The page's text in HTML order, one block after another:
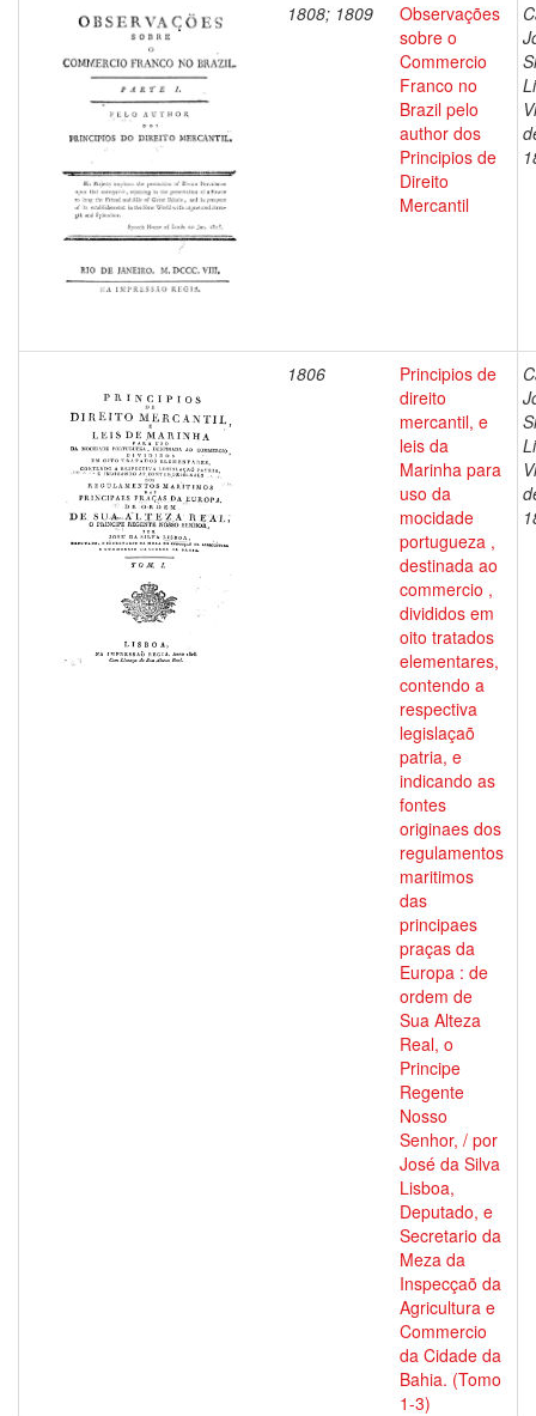
1808; 1809
Observações
sobre o
Commercio
Franco no
Brazil pelo
author dos
Principios de
Direito
Mercantil
1806
Principios de
direito
mercantil, e
leis da
Marinha para
uso da
mocidade
portugueza ,
destinada ao
commercio ,
divididos em
oito tratados
elementares,
contendo a
respectiva
legislaçaõ
patria, e
indicando as
fontes
originaes dos
regulamentos
maritimos
das
principaes
praças da
Europa : de
ordem de
Sua Alteza
Real, o
Principe
Regente
Nosso
Senhor, / por
José da Silva
Lisboa,
Deputado, e
Secretario da
Meza da
Inspecçaõ da
Agricultura e
Commercio
da Cidade da
Bahia. (Tomo
1-3)